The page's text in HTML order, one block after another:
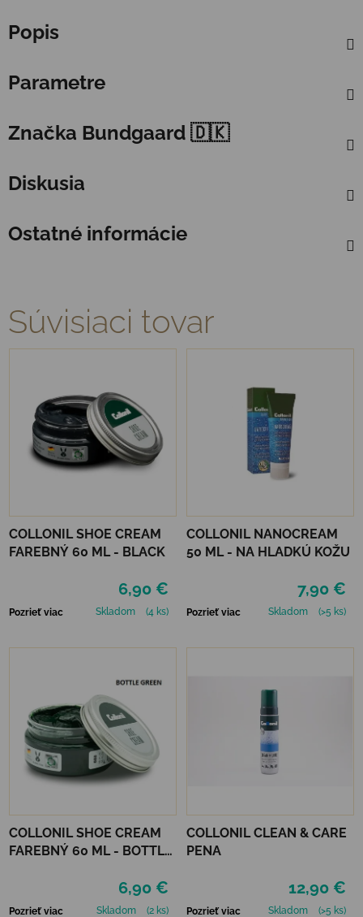
Popis
Parametre
Značka Bundgaard 🇩🇰
Diskusia
Ostatné informácie
Súvisiaci tovar
COLLONIL SHOE CREAM
FAREBNÝ 60 ML - BLACK
6,90 €
Pozrieť viac Skladom (4 ks)
COLLONIL NANOCREAM
50 ML - NA HLADKÚ KOŽU
7,90 €
Pozrieť viac Skladom (>5 ks)
COLLONIL SHOE CREAM
FAREBNÝ 60 ML - BOTTLE
6,90 €
Pozrieť viac Skladom (2 ks)
COLLONIL CLEAN & CARE
PENA
12,90 €
Pozrieť viac Skladom (>5 ks)